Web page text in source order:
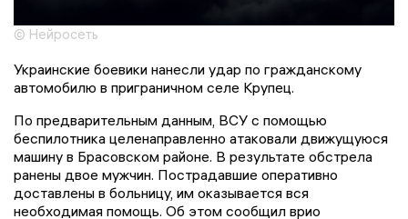
© Нейросеть
Украинские боевики нанесли удар по гражданскому
автомобилю в приграничном селе Крупец.
По предварительным данным, ВСУ с помощью
беспилотника целенаправленно атаковали движущуюся
машину в Брасовском районе. В результате обстрела
ранены двое мужчин. Пострадавшие оперативно
доставлены в больницу, им оказывается вся
необходимая помощь. Об этом сообщил врио